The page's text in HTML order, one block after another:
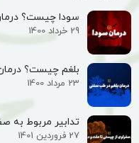
سودا چیست؟
29 خرداد 1400
بلغم چیست؟
23 مرداد 1400
تدابیر مربوط به
27 فروردین 1401